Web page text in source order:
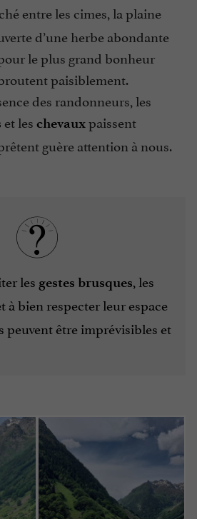
entre les cimes, la plaine
d’une herbe abondante
le plus grand bonheur
paisiblement.
des randonneurs, les
et les chevauxpaissent
guère attention à nous.
les gestes brusques, les
à bien respecter leur espace
peuvent être imprévisibles et